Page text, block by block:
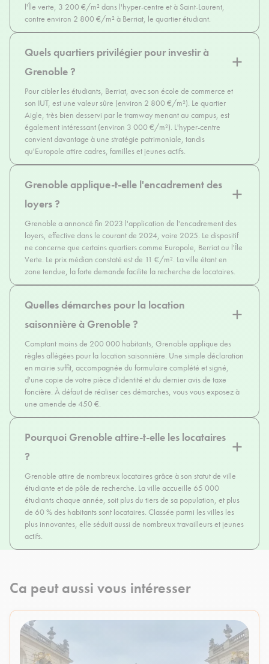
l'Île verte, 3 200 €/m² dans l'hyper-centre et à Saint-Laurent,
contre environ 2 800 €/m² à Berriat, le quartier étudiant.
Quels quartiers privilégier pour investir à
Grenoble ?
Pour cibler les étudiants, Berriat, avec son école de commerce et
son IUT, est une valeur sûre (environ 2 800 €/m²). Le quartier
Aigle, très bien desservi par le tramway menant au campus, est
également intéressant (environ 3 000 €/m²). L'hyper-centre
convient davantage à une stratégie patrimoniale, tandis
qu'Europole attire cadres, familles et jeunes actifs.
Grenoble applique-t-elle l'encadrement des
loyers ?
Grenoble a annoncé fin 2023 l'application de l'encadrement des
loyers, effective dans le courant de 2024, voire 2025. Le dispositif
ne concerne que certains quartiers comme Europole, Berriat ou l'Île
Verte. Le prix médian constaté est de 11 €/m². La ville étant en
zone tendue, la forte demande facilite la recherche de locataires.
Quelles démarches pour la location
saisonnière à Grenoble ?
Comptant moins de 200 000 habitants, Grenoble applique des
règles allégées pour la location saisonnière. Une simple déclaration
en mairie suffit, accompagnée du formulaire complété et signé,
d'une copie de votre pièce d'identité et du dernier avis de taxe
foncière. À défaut de réaliser ces démarches, vous vous exposez à
une amende de 450 €.
Pourquoi Grenoble attire-t-elle les locataires
?
Grenoble attire de nombreux locataires grâce à son statut de ville
étudiante et de pôle de recherche. La ville accueille 65 000
étudiants chaque année, soit plus du tiers de sa population, et plus
de 60 % des habitants sont locataires. Classée parmi les villes les
plus innovantes, elle séduit aussi de nombreux travailleurs et jeunes
actifs.
Ca peut aussi vous intéresser